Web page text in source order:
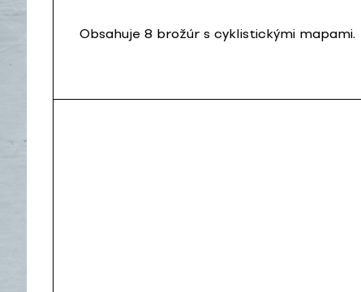
Obsahuje 8 brožúr s cyklistickými mapami.